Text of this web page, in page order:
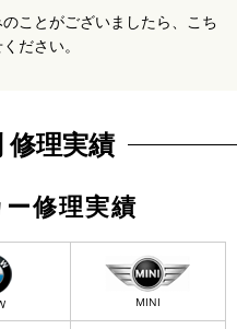
ことがございましたら、こち
ださい。
修理実績
修理実績
MINI